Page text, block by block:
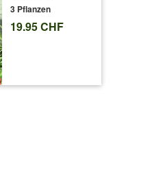
3 Pflanzen
19.95 CHF